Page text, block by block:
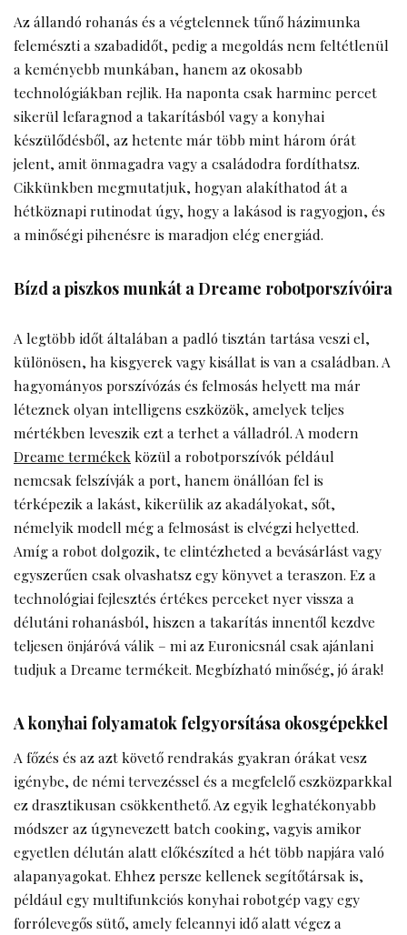
Az állandó rohanás és a végtelennek tűnő házimunka
felemészti a szabadidőt, pedig a megoldás nem feltétlenül
a keményebb munkában, hanem az okosabb
technológiákban rejlik. Ha naponta csak harminc percet
sikerül lefaragnod a takarításból vagy a konyhai
készülődésből, az hetente már több mint három órát
jelent, amit önmagadra vagy a családodra fordíthatsz.
Cikkünkben megmutatjuk, hogyan alakíthatod át a
hétköznapi rutinodat úgy, hogy a lakásod is ragyogjon, és
a minőségi pihenésre is maradjon elég energiád.
Bízd a piszkos munkát a Dreame robotporszívóira
A legtöbb időt általában a padló tisztán tartása veszi el,
különösen, ha kisgyerek vagy kisállat is van a családban. A
hagyományos porszívózás és felmosás helyett ma már
léteznek olyan intelligens eszközök, amelyek teljes
mértékben leveszik ezt a terhet a válladról. A modern
Dreame termékekközül a robotporszívók például
nemcsak felszívják a port, hanem önállóan fel is
térképezik a lakást, kikerülik az akadályokat, sőt,
némelyik modell még a felmosást is elvégzi helyetted.
Amíg a robot dolgozik, te elintézheted a bevásárlást vagy
egyszerűen csak olvashatsz egy könyvet a teraszon. Ez a
technológiai fejlesztés értékes perceket nyer vissza a
délutáni rohanásból, hiszen a takarítás innentől kezdve
teljesen önjáróvá válik – mi az Euronicsnál csak ajánlani
tudjuk a Dreame termékeit. Megbízható minőség, jó árak!
A konyhai folyamatok felgyorsítása okosgépekkel
A főzés és az azt követő rendrakás gyakran órákat vesz
igénybe, de némi tervezéssel és a megfelelő eszközparkkal
ez drasztikusan csökkenthető. Az egyik leghatékonyabb
módszer az úgynevezett batch cooking, vagyis amikor
egyetlen délután alatt előkészíted a hét több napjára való
alapanyagokat. Ehhez persze kellenek segítőtársak is,
például egy multifunkciós konyhai robotgép vagy egy
forrólevegős sütő, amely feleannyi idő alatt végez a